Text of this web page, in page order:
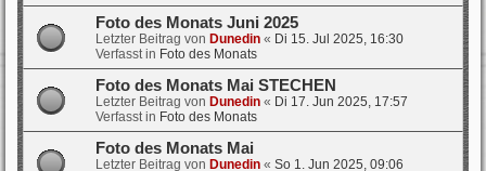
Foto des Monats Juni 2025
Letzter Beitrag von Dunedin « Di 15. Jul 2025, 16:30
Verfasst in Foto des Monats
Foto des Monats Mai STECHEN
Letzter Beitrag von Dunedin « Di 17. Jun 2025, 17:57
Verfasst in Foto des Monats
Foto des Monats Mai
Letzter Beitrag von Dunedin « So 1. Jun 2025, 09:06